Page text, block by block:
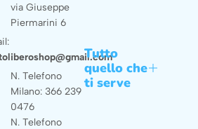
via Giuseppe
Piermarini 6
N. Telefono
Milano: 366 239
0476
N. Telefono
Tutto
quello che
ti serve